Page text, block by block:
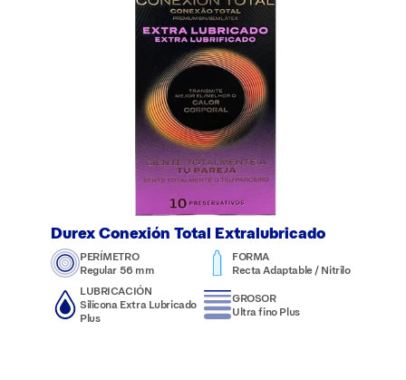
Durex Conexión Total Extralubricado
PERÍMETRO
Regular 56 mm
FORMA
Recta Adaptable / Nitrilo
LUBRICACIÓN
Silicona Extra Lubricado
Plus
GROSOR
Ultra fino Plus